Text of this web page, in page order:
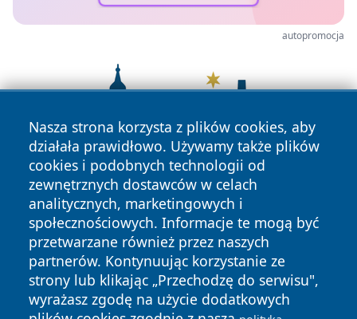
autopromocja
Nasza strona korzysta z plików cookies, aby
działała prawidłowo. Używamy także plików
cookies i podobnych technologii od
zewnętrznych dostawców w celach
analitycznych, marketingowych i
społecznościowych. Informacje te mogą być
przetwarzane również przez naszych
partnerów. Kontynuując korzystanie ze
strony lub klikając „Przechodzę do serwisu",
wyrażasz zgodę na użycie dodatkowych